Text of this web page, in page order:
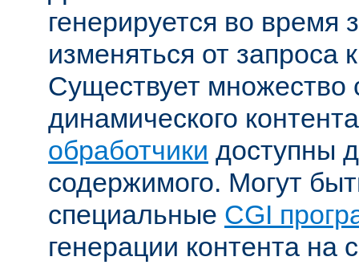
генерируется во время
изменяться от запроса
Существует множество
динамического
обработчики доступны
содержимого. Могут
специальные CGI
генерации контента на